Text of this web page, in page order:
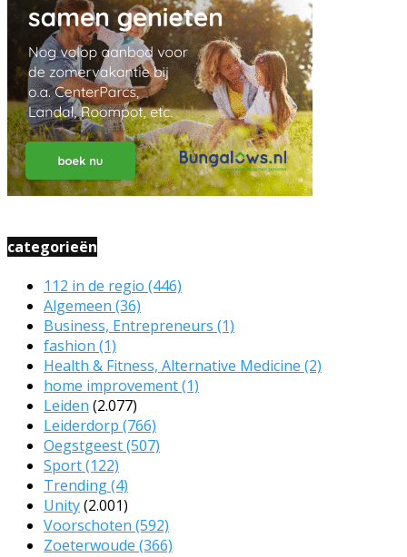
categorieën
112 in de regio (446)
Algemeen (36)
Business, Entrepreneurs (1)
fashion (1)
Health & Fitness, Alternative Medicine (2)
home improvement(1)
Leiden (2.077)
Leiderdorp (766)
Oegstgeest(507)
Sport(122)
Trending(4)
Unity(2.001)
Voorschoten (592)
Zoeterwoude (366)